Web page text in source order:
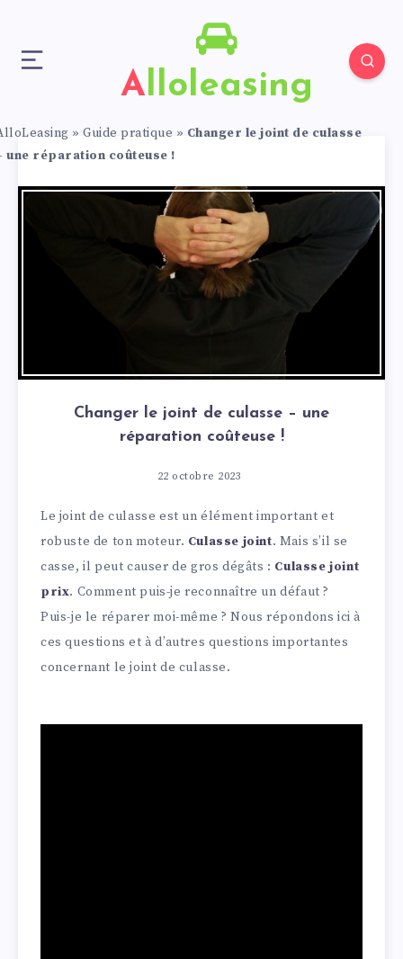
Alloleasing
» Guide pratique » Changer le joint de culasse
une réparation coûteuse !
Changer le joint de culasse – une
réparation coûteuse !
22 octobre 2023
Le joint de culasse est un élément important et
robuste de ton moteur. Culasse joint. Mais s’il se
casse, il peut causer de gros dégâts : Culasse joint
prix. Comment puis-je reconnaître un défaut ?
Puis-je le réparer moi-même ? Nous répondons ici à
ces questions et à d’autres questions importantes
concernant le joint de culasse.